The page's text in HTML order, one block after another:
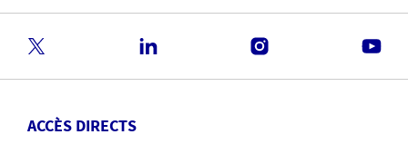
ACCÈS DIRECTS